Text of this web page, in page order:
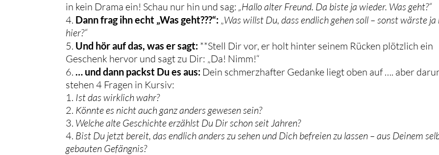
in kein Drama ein! Schau nur hin und sag:„Hallo alter Freund. Da biste ja wieder. Was geht?“
Dann frag ihn echt „Was geht???“: „Was willst Du, dass endlich gehen soll – sonst wärste ja
hier?“
Und hör auf das, was er sagt: **Stell Dir vor, er holt hinter seinem Rücken plötzlich ein
Geschenk hervor und sagt zu Dir: „Da! Nimm!“
… und dann packst Du es aus: Dein schmerzhafter Gedanke liegt oben auf …. aber
stehen 4 Fragen in Kursiv:
Ist das wirklich wahr?
Könnte es nicht auch ganz anders gewesen sein?
Welche alte Geschichte erzählst Du Dir schon seit Jahren?
Bist Du jetzt bereit, das endlich anders zu sehen und Dich befreien zu lassen – aus Deinem
gebauten Gefängnis?